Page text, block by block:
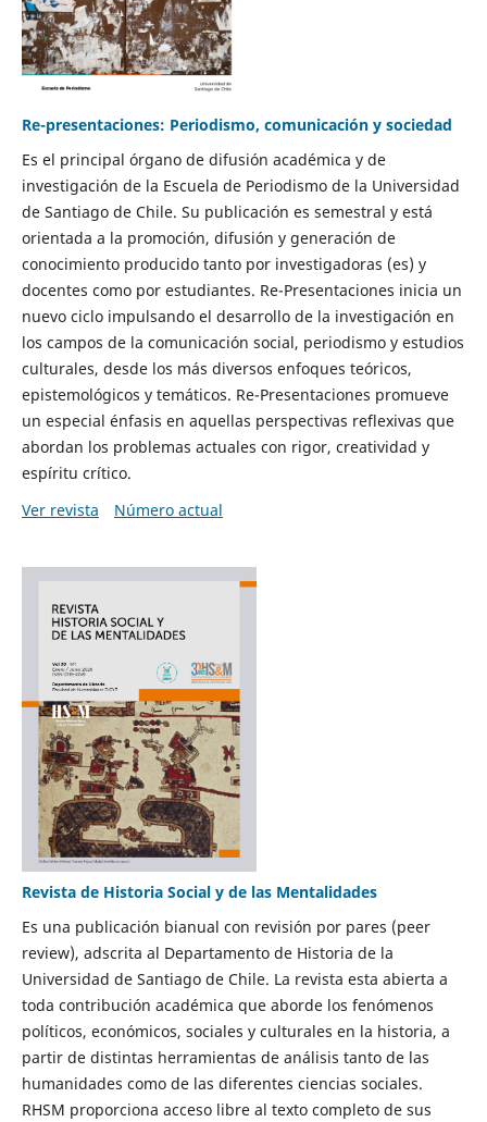
Re-presentaciones: Periodismo, comunicación y sociedad
Es el principal órgano de difusión académica y de
investigación de la Escuela de Periodismo de la Universidad
de Santiago de Chile. Su publicación es semestral y está
orientada a la promoción, difusión y generación de
conocimiento producido tanto por investigadoras (es) y
docentes como por estudiantes. Re-Presentaciones inicia un
nuevo ciclo impulsando el desarrollo de la investigación en
los campos de la comunicación social, periodismo y estudios
culturales, desde los más diversos enfoques teóricos,
epistemológicos y temáticos. Re-Presentaciones promueve
un especial énfasis en aquellas perspectivas reflexivas que
abordan los problemas actuales con rigor, creatividad y
espíritu crítico.
Ver revista
Número actual
Revista de Historia Social y de las Mentalidades
Es una publicación bianual con revisión por pares (peer
review), adscrita al Departamento de Historia de la
Universidad de Santiago de Chile. La revista esta abierta a
toda contribución académica que aborde los fenómenos
políticos, económicos, sociales y culturales en la historia, a
partir de distintas herramientas de análisis tanto de las
humanidades como de las diferentes ciencias sociales.
RHSM proporciona acceso libre al texto completo de sus